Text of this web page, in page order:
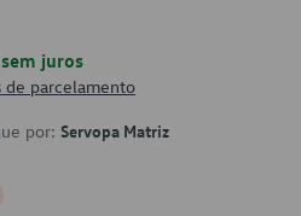
sem juros
de parcelamento
por: Servopa Matriz